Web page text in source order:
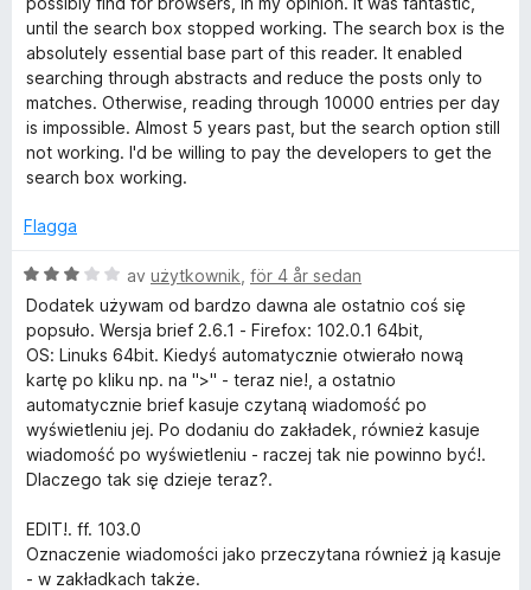
vg
s
a
t
t
5
a
5
until the search box stopped working. The search box is the
absolutely essential base part of this reader. It enabled
searching through abstracts and reduce the posts only to
matches. Otherwise, reading through 10000 entries per day
is impossible. Almost 5 years past, but the search option still
not working. I'd be willing to pay the developers to get the
search box working.
Flagga
B
e
t
y
g
s
a
t
t
a
v
av użytkownik för 4 år sedan
Dodatek używam od bardzo dawna ale ostatnio coś się
popsuło. Wersja brief 2.6.1 - Firefox: 102.0.1 64bit,
OS: Linuks 64bit. Kiedyś automatycznie otwierało nową
kartę po kliku np. na ">" - teraz nie!, a ostatnio
automatycznie brief kasuje czytaną wiadomość po
wyświetleniu jej. Po dodaniu do zakładek, również kasuje
wiadomość po wyświetleniu - raczej tak nie powinno być!.
Dlaczego tak się dzieje teraz?.
EDIT!. ff. 103.0
Oznaczenie wiadomości jako przeczytana również ją kasuje
- w zakładkach także.